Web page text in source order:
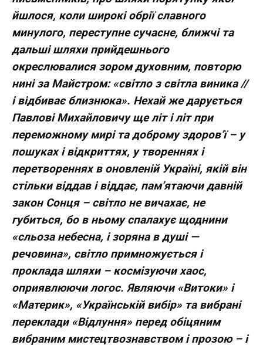
йшлося, коли широкі обрії славного
минулого, переступне сучасне, ближчі та
дальші шляхи прийдешнього
окреслювалися зором духовним, повторю
нині за Майстром: «світло з світла виника //
і відбиває близнюка». Нехай же дарується
Павлові Михайловичу ще літ і літ при
переможному мирі та доброму здоров’ї – у
пошуках і відкриттях, у твореннях і
перетвореннях в оновленій Україні, якій він
стільки віддав і віддає, пам’ятаючи давній
закон Сонця – світло не вичахає, не
губиться, бо в ньому спалахує щоднини
«сльоза небесна, і зоряна в душі —
речовина», світло примножується і
проклада шляхи – космізуючи хаос,
оприявлюючи логос. Являючи «Витоки» і
«Материк», «Українській вибір» та вибрані
переклади «Відлуння» перед обіцяним
вибраним мистецтвознавством і прозою – і